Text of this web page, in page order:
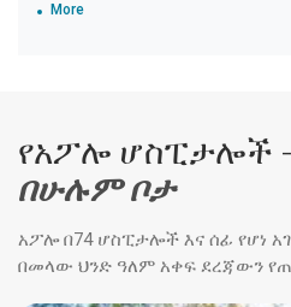
More
የአፖሎ ሆስፒታሎች
በሁሉም ቦታ
አፖሎ በ74 ሆስፒታሎች እና ሰፊ የሆነ
በመላው ህንድ ዓለም አቀፍ ደረጃውን